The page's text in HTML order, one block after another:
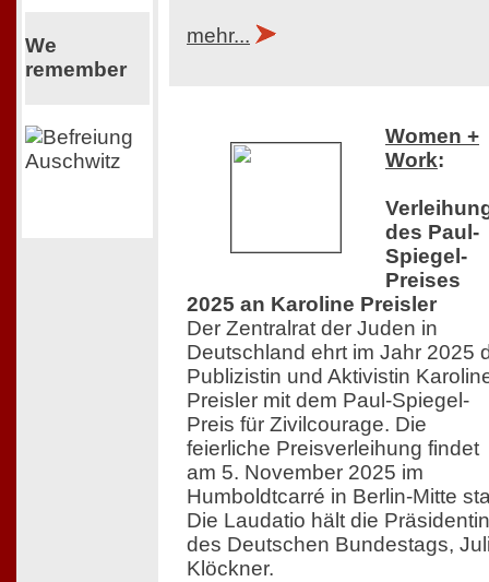
We
remember
mehr...
Women +
Work:
des Paul-
Spiegel-
Preises
2025 an Karoline Preisler
Der Zentralrat der Juden in
Deutschland ehrt im Jahr 2025
Publizistin und Aktivistin
Preisler mit dem Paul-Spiegel-
Preis für Zivilcourage. Die
feierliche Preisverleihung findet
am 5. November 2025 im
Humboldtcarré in Berlin-Mitte
Die Laudatio hält die Präsidentin
des Deutschen Bundestags,
Klöckner.